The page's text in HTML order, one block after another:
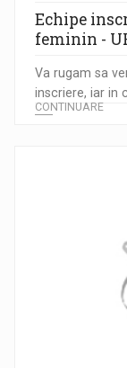
Echipe
feminin -
Va rugam sa
inscriere, iar in
CONTINUARE